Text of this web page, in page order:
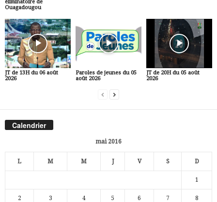
éliminatoire de
Ouagadougou
JT de 13H du 06 août
2026
Paroles de jeunes du 05
août 2026
JT de 20H du 05 août
2026
Calendrier
mai 2016
L M M J V S D
1
2 3 4 5 6 7 8